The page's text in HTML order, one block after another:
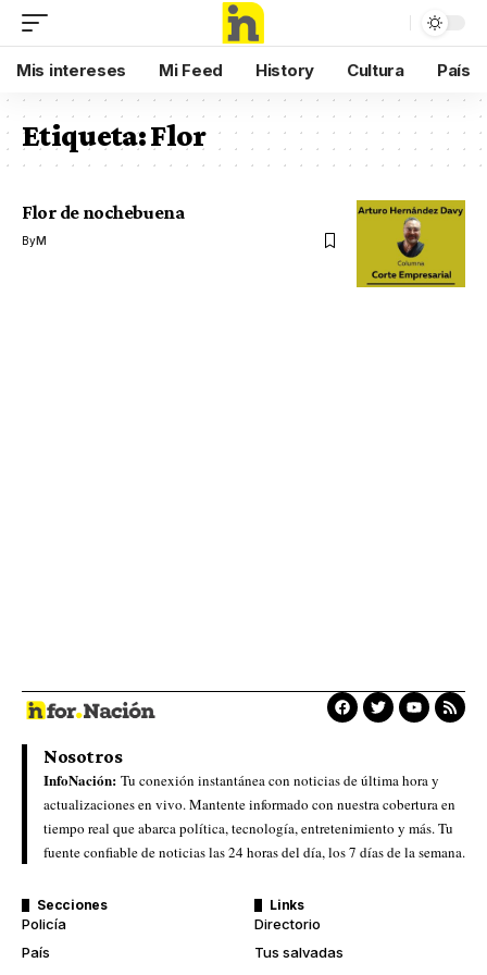
Mis intereses Mi Feed History Cultura País
Etiqueta:Flor
Flor de nochebuena
ByM
Nosotros
InfoNación: Tu conexión instantánea con noticias de última hora y
actualizaciones en vivo. Mantente informado con nuestra cobertura en
tiempo real que abarca política, tecnología, entretenimiento y más. Tu
fuente confiable de noticias las 24 horas del día, los 7 días de la semana.
Secciones
Policía
País
Links
Directorio
Tus salvadas